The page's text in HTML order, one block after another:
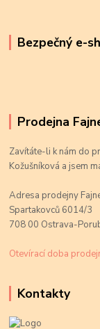
Bezpečný e-
Prodejna
Zavítáte-li k nám do
Kožušníková a jsem
Adresa prodejny
Spartakovců 6014/3
708 00 Ostrava-
Otevírací doba
Kontakty